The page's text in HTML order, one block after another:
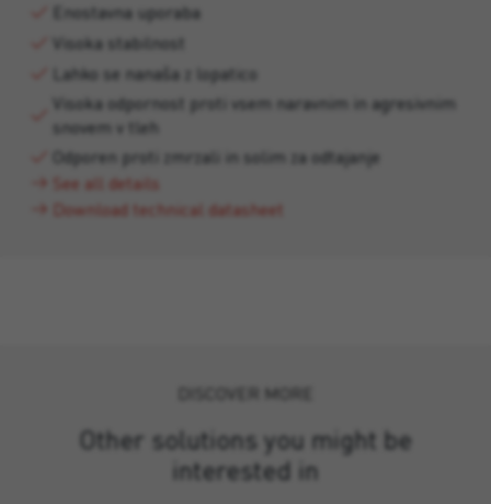
Enostavna uporaba
Visoka stabilnost
Lahko se nanaša z lopatico
Visoka odpornost proti vsem naravnim in agresivnim
snovem v tleh
Odporen proti zmrzali in solim za odtajanje
See all details
Download technical datasheet
DISCOVER MORE
Other solutions you might be
interested in